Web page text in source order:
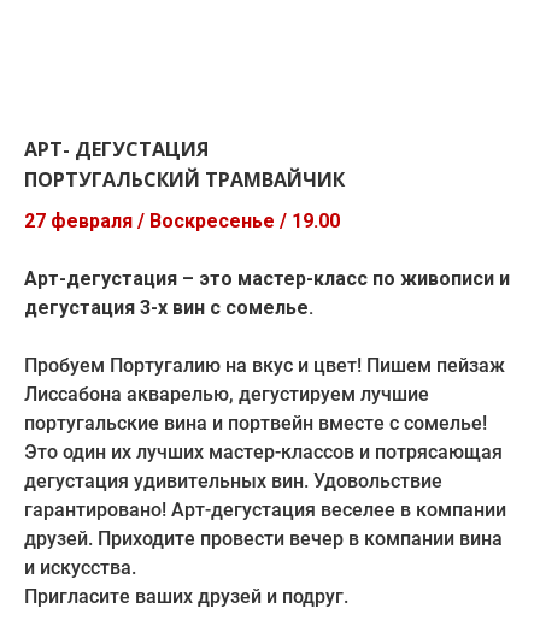
АРТ- ДЕГУСТАЦИЯ
ПОРТУГАЛЬСКИЙ ТРАМВАЙЧИК
27 февраля / Воскресенье / 19.00
Арт-дегустация – это мастер-класс по живописи и
дегустация 3-х вин с сомелье.
Пробуем Португалию на вкус и цвет! Пишем пейзаж
Лиссабона акварелью, дегустируем лучшие
португальские вина и портвейн вместе с сомелье!
Это один их лучших мастер-классов и потрясающая
дегустация удивительных вин. Удовольствие
гарантировано! Арт-дегустация веселее в компании
друзей. Приходите провести вечер в компании вина
и искусства.
Пригласите ваших друзей и подруг.